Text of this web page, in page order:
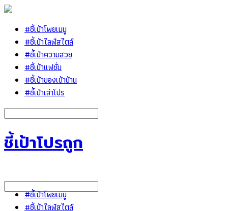
#ชี้เป้าโพยเมนู
#ชี้เป้าไลฟ์สไตล์
#ชี้เป้าความสวย
#ชี้เป้าแฟชั่น
#ชี้เป้าของเข้าบ้าน
#ชี้เป้าเล่าโปร
ชี้เป้าโปรถูก
#ชี้เป้าโพยเมนู
#ชี้เป้าไลฟ์สไตล์